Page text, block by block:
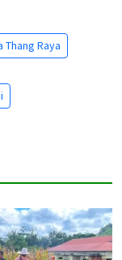
Thang Raya